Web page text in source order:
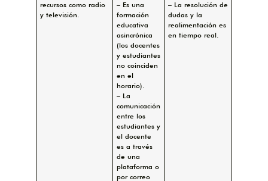
recursos como radio
y televisión.
– Es una
formación
educativa
asincrónica
(los docentes
y estudiantes
no coinciden
en el
horario).
– La
comunicación
entre los
estudiantes y
el docente
es a través
de una
plataforma o
por correo
– La resolución de
dudas y la
realimentación es
en tiempo real.